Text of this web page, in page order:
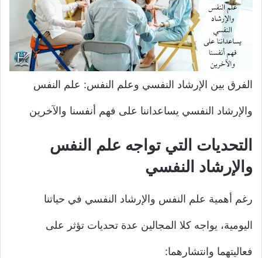
الفرق بين الإرشاد النفسي وعلم النفس: علم النفس
والإرشاد النفسي يساعداننا على فهم أنفسنا والآخرين
التحديات التي تواجه علم النفس
والإرشاد النفسي
رغم أهمية علم النفس والإرشاد النفسي في حياتنا
اليومية، يواجه كلا المجالين عدة تحديات تؤثر على
فعاليتهما وانتشارهما: